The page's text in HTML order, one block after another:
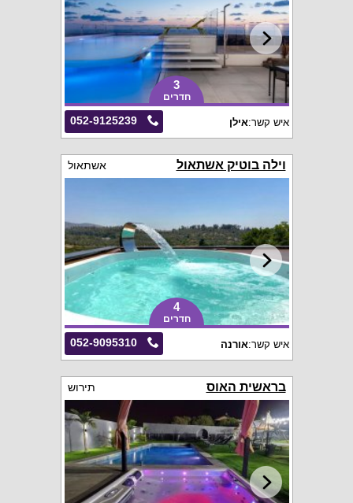
3
חדרים
052-9125239 איש קשר:אילן
וילה בוטיק אשתאול אשתאול
4
חדרים
052-9095310 איש קשר:אורנה
בראשית האוס תירוש